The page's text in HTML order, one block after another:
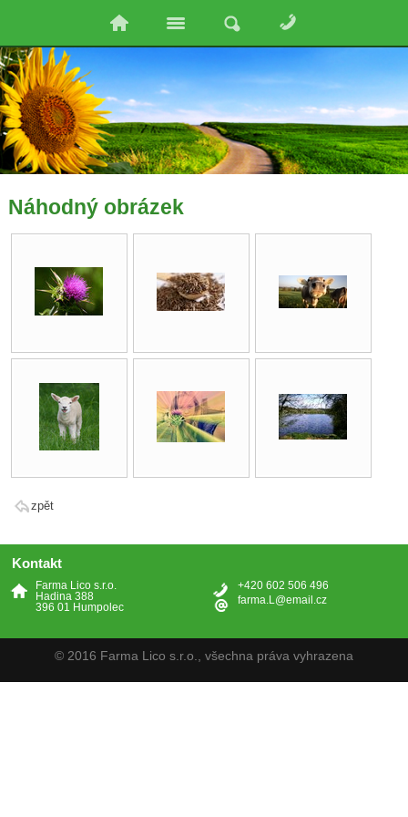
Náhodný obrázek
zpět
Kontakt
Farma Lico s.r.o.
Hadina 388
396 01 Humpolec
+420 602 506 496
farma.L@email.cz
© 2016 Farma Lico s.r.o., všechna práva vyhrazena